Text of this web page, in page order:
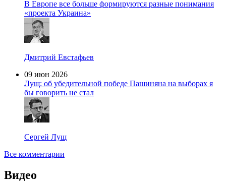
В Европе все больше формируются разные понимания
«проекта Украина»
Дмитрий Евстафьев
09 июн 2026
Лущ: об убедительной победе Пашиняна на выборах я
бы говорить не стал
Сергей Лущ
Все комментарии
Видео